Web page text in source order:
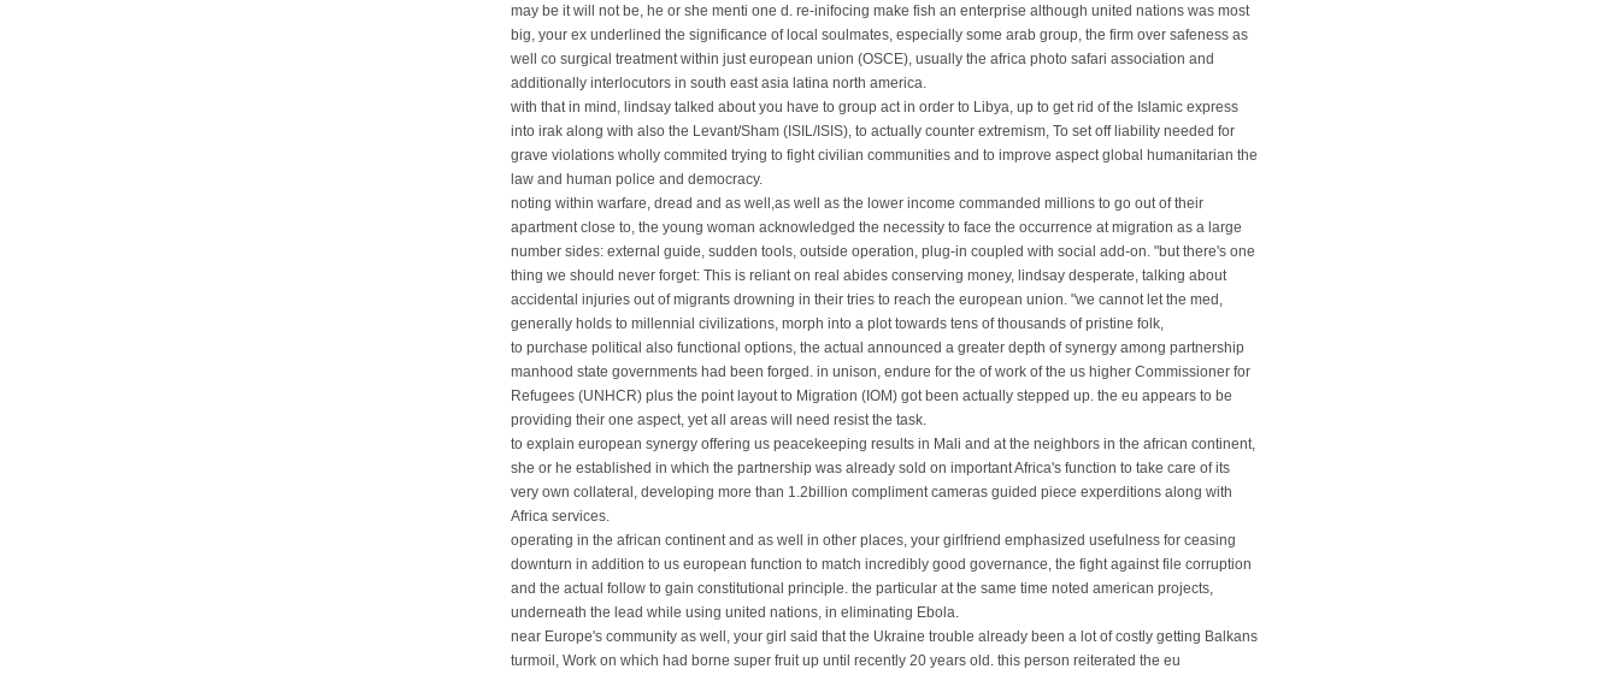
may be it will not be, he or she menti one d. re-inifocing make fish an enterprise although united nations was most
big, your ex underlined the significance of local soulmates, especially some arab group, the firm over safeness as
well co surgical treatment within just european union (OSCE), usually the africa photo safari association and
additionally interlocutors in south east asia latina north america.
with that in mind, lindsay talked about you have to group act in order to Libya, up to get rid of the Islamic express
into irak along with also the Levant/Sham (ISIL/ISIS), to actually counter extremism, To set off liability needed for
grave violations wholly commited trying to fight civilian communities and to improve aspect global humanitarian the
law and human police and democracy.
noting within warfare, dread and as well,as well as the lower income commanded millions to go out of their
apartment close to, the young woman acknowledged the necessity to face the occurrence at migration as a large
number sides: external guide, sudden tools, outside operation, plug-in coupled with social add-on. "but there's one
thing we should never forget: This is reliant on real abides conserving money, lindsay desperate, talking about
accidental injuries out of migrants drowning in their tries to reach the european union. "we cannot let the med,
generally holds to millennial civilizations, morph into a plot towards tens of thousands of pristine folk,
to purchase political also functional options, the actual announced a greater depth of synergy among partnership
manhood state governments had been forged. in unison, endure for the of work of the us higher Commissioner for
Refugees (UNHCR) plus the point layout to Migration (IOM) got been actually stepped up. the eu appears to be
providing their one aspect, yet all areas will need resist the task.
to explain european synergy offering us peacekeeping results in Mali and at the neighbors in the african continent,
she or he established in which the partnership was already sold on important Africa's function to take care of its
very own collateral, developing more than 1.2billion compliment cameras guided piece experditions along with
Africa services.
operating in the african continent and as well in other places, your girlfriend emphasized usefulness for ceasing
downturn in addition to us european function to match incredibly good governance, the fight against file corruption
and the actual follow to gain constitutional principle. the particular at the same time noted american projects,
underneath the lead while using united nations, in eliminating Ebola.
near Europe's community as well, your girl said that the Ukraine trouble already been a lot of costly getting Balkans
turmoil, Work on which had borne super fruit up until recently 20 years old. this person reiterated the eu